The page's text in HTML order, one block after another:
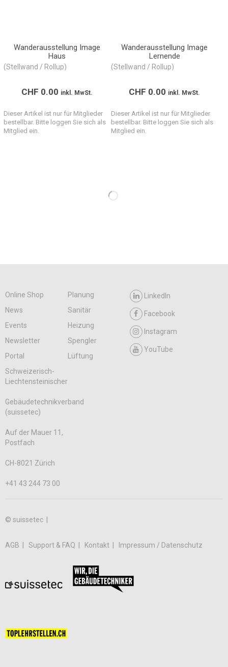
Wanderausstellung Image
Haus
(Stellwand / Rollup)
CHF 0.00 inkl. MwSt.
Dieser Artikel ist nur für Mitglieder
bestellbar. Bitte loggen Sie sich als
Mitglied ein.
Wanderausstellung Image
Lernende
(Stellwand / Rollup)
CHF 0.00 inkl. MwSt.
Dieser Artikel ist nur für Mitglieder
bestellbar. Bitte loggen Sie sich als
Mitglied ein.
Online Shop
Planung
News
Sanitär
Events
Heizung
Newsletter
Spengler
Portal
Lüftung
LinkedIn
Facebook
Instagram
YouTube
Schweizerisch-
Liechtensteinischer
Gebäudetechnikverband
(suissetec)
Auf der Mauer 11,
Postfach
CH-8021 Zürich
+41 43 244 73 00
© suissetec |
AGB Support & FAQ Kontakt Impressum / Datenschutz